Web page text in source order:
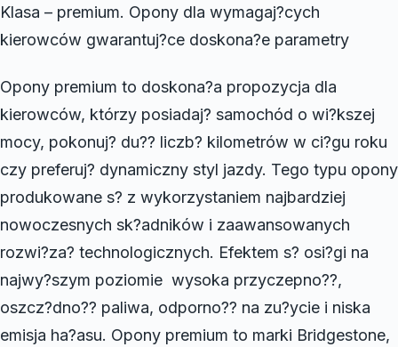
Klasa – premium. Opony dla wymagaj?cych
kierowców gwarantuj?ce doskona?e parametry
Opony premium to doskona?a propozycja dla
kierowców, którzy posiadaj? samochód o wi?kszej
mocy, pokonuj? du?? liczb? kilometrów w ci?gu roku
czy preferuj? dynamiczny styl jazdy. Tego typu opony
produkowane s? z wykorzystaniem najbardziej
nowoczesnych sk?adników i zaawansowanych
rozwi?za? technologicznych. Efektem s? osi?gi na
najwy?szym poziomie  wysoka przyczepno??,
oszcz?dno?? paliwa, odporno?? na zu?ycie i niska
emisja ha?asu. Opony premium to marki Bridgestone,